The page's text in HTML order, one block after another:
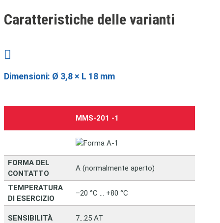
Caratteristiche delle varianti

Dimensioni: Ø 3,8 × L 18 mm
MMS-201 -1
FORMA DEL
CONTATTO
A (normalmente aperto)
TEMPERATURA
DI ESERCIZIO
–20 °C … +80 °C
SENSIBILITÀ 7...25 AT